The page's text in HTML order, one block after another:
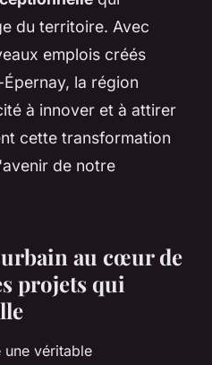
du territoire. Avec
emplois créés
la région
à innover et à attirer
cette transformation
de notre
au cœur de
projets qui
une véritable